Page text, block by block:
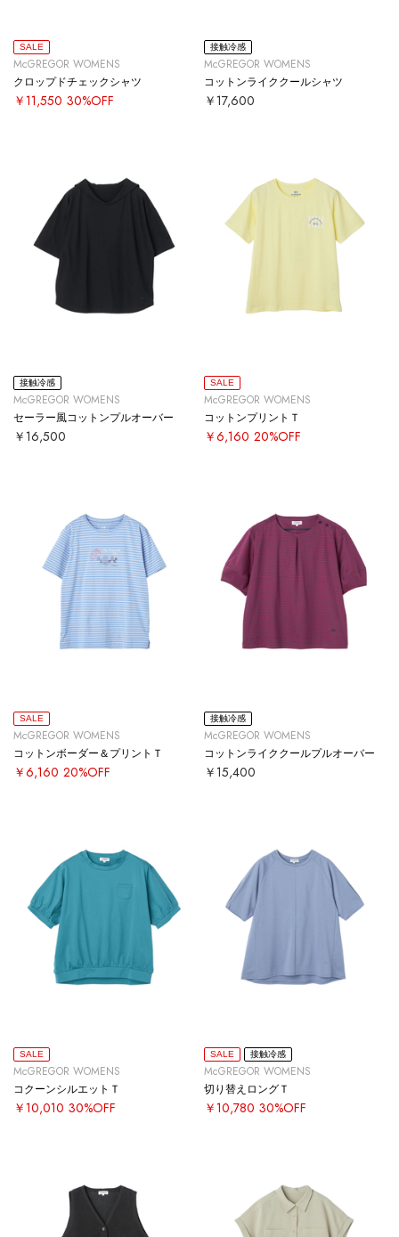
SALE
McGREGOR WOMENS
クロップドチェックシャツ
￥11,550 30%OFF
接触冷感
McGREGOR WOMENS
コットンライククールシャツ
￥17,600
接触冷感
McGREGOR WOMENS
セーラー風コットンプルオーバー
￥16,500
SALE
McGREGOR WOMENS
コットンプリントＴ
￥6,160 20%OFF
SALE
McGREGOR WOMENS
コットンボーダー＆プリントＴ
￥6,160 20%OFF
接触冷感
McGREGOR WOMENS
コットンライククールプルオーバー
￥15,400
SALE
McGREGOR WOMENS
コクーンシルエットＴ
￥10,010 30%OFF
SALE 接触冷感
McGREGOR WOMENS
切り替えロングＴ
￥10,780 30%OFF